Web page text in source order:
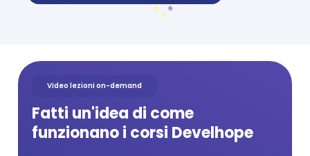
Video lezioni on-demand
Fatti un'idea di come
funzionano i corsi Develhope